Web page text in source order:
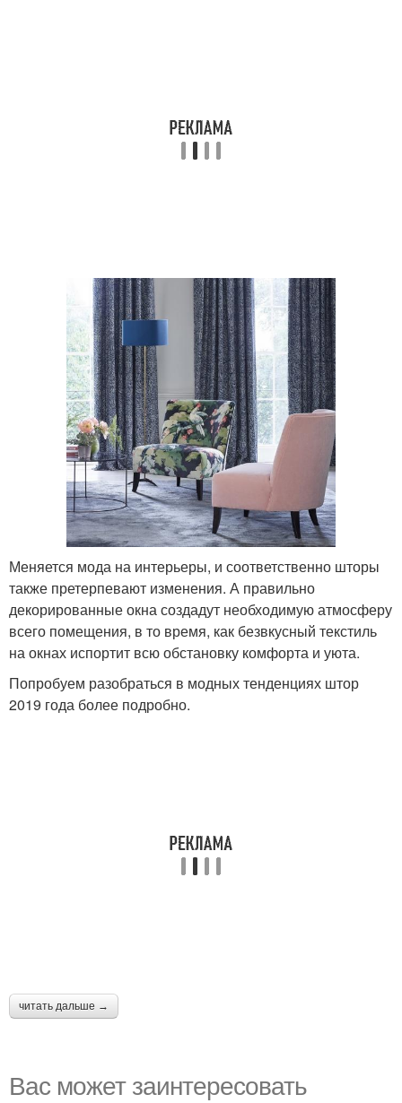
Меняется мода на интерьеры, и соответственно шторы
также претерпевают изменения. А правильно
декорированные окна создадут необходимую атмосферу
всего помещения, в то время, как безвкусный текстиль
на окнах испортит всю обстановку комфорта и уюта.
Попробуем разобраться в модных тенденциях штор
2019 года более подробно.
читать дальше →
Вас может заинтересовать